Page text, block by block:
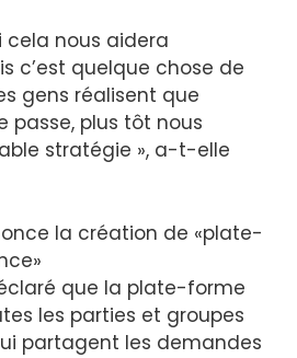
cela nous aidera
c’est quelque chose de
gens réalisent que
passe, plus tôt nous
stratégie », a-t-elle
la création de «plate-
que la plate-forme
les parties et groupes
partagent les demandes